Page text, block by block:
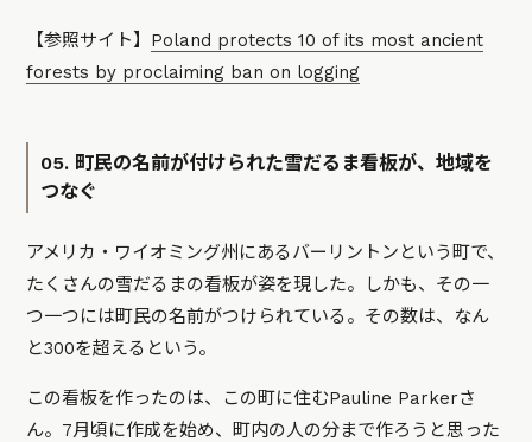
【参照サイト】 Poland protects 10 of its most ancient
forests by proclaiming ban on logging
05. 町民の名前が付けられた雪だるま看板が、地域を
つなぐ
アメリカ・ワイオミング州にあるバーリントンという町で、
たくさんの雪だるまの看板が姿を現した。しかも、その一
つ一つには町民の名前がつけられている。その数は、なん
と300を超えるという。
この看板を作ったのは、この町に住むPauline Parkerさ
ん。7月頃に作成を始め、町内の人の分まで作ろうと思った